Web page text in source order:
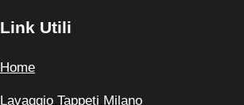
Link Utili
Home
Lavaggio Tappeti Milano